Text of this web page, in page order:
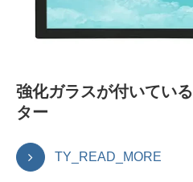
強化ガラスが付いてい
ター
TY_READ_MORE